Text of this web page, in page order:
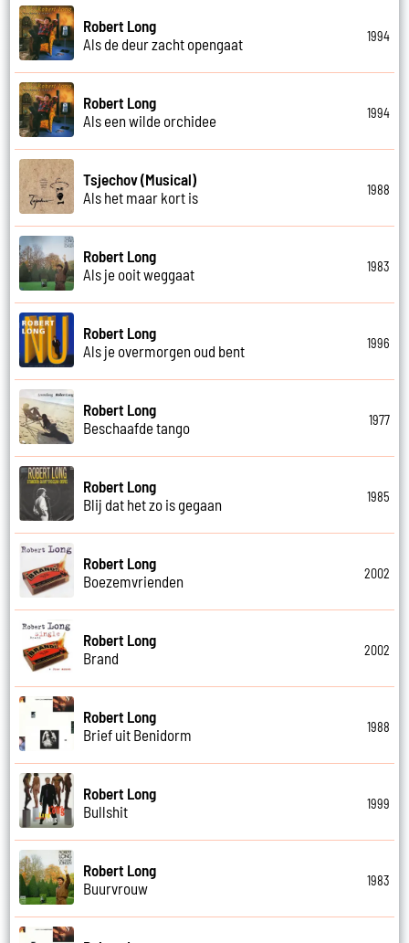
Robert Long
Als de deur zacht opengaat
1994
Robert Long
Als een wilde orchidee
1994
Tsjechov (Musical)
Als het maar kort is
1988
Robert Long
Als je ooit weggaat
1983
Robert Long
Als je overmorgen oud bent
1996
Robert Long
Beschaafde tango
1977
Robert Long
Blij dat het zo is gegaan
1985
Robert Long
Boezemvrienden
2002
Robert Long
Brand
2002
Robert Long
Brief uit Benidorm
1988
Robert Long
Bullshit
1999
Robert Long
Buurvrouw
1983